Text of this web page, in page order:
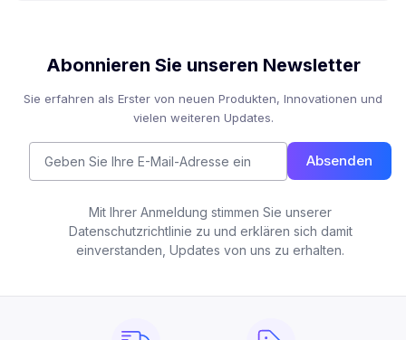
Abonnieren Sie unseren Newsletter
Sie erfahren als Erster von neuen Produkten, Innovationen und
vielen weiteren Updates.
Absenden
Mit Ihrer Anmeldung stimmen Sie unserer
Datenschutzrichtlinie zu und erklären sich damit
einverstanden, Updates von uns zu erhalten.